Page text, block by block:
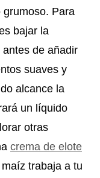
grumoso. Para
bajar la
de añadir
suaves y
alcance la
un líquido
otras
crema de elote
trabaja a tu